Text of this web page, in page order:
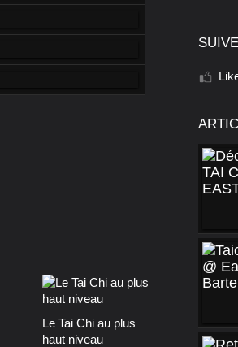
Le Tai Chi au plus
haut niveau